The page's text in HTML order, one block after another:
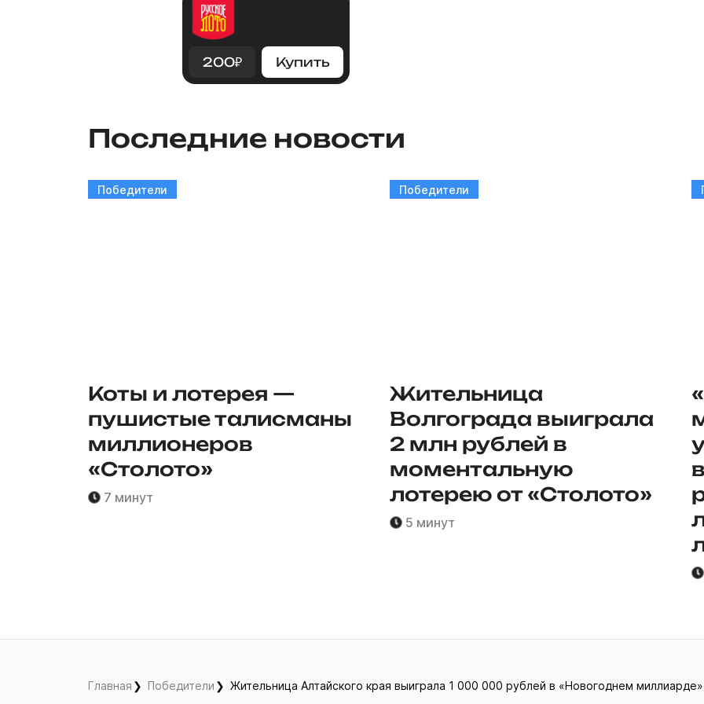
200₽ Купить
Последние новости
Победители
Коты и лотерея —
пушистые талисманы
миллионеров
«Столото»
7 минут
Победители
Жительница
Волгограда выиграла
2 млн рублей в
моментальную
лотерею от «Столото»
5 минут
Главная Победители Жительница Алтайского края выиграла 1 000 000 рублей в «Новогоднем